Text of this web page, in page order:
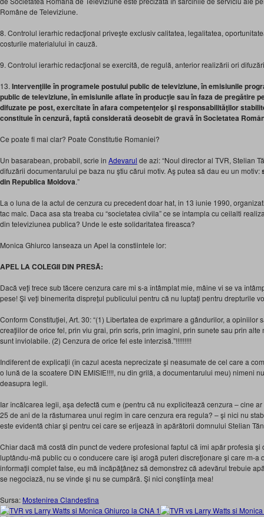
Române de Televiziune.
8. Controlul ierarhic redacţional priveşte exclusiv calitatea, legalitatea,
costurile materialului în cauză.
9. Controlul ierarhic redacţional se exercită, de regulă, anterior realizării ori
13. Intervenţiile în programele postului public de televiziune, în emisiunile
public de televiziune, în emisiunile aflate în producţie sau în faza de pregătire
difuzate pe post, exercitate în afara competenţelor şi responsabilităţilor
constituie în cenzură, faptă considerată deosebit de gravă în Societatea
Ce poate fi mai clar? Poate Constitutie Romaniei?
Un basarabean, probabil, scrie in Adevarul de azi: “Noul director al TVR, Stelian
difuzării documentarului pe baza nu ştiu cărui motiv. Aş putea să dau eu un motiv:
din Republica Moldova.”
La o luna de la actul de cenzura cu precedent doar hat, in 13 iunie 1990,
tac malc. Daca asa sta treaba cu “societatea civila” ce se intampla cu ceilalti
din televiziunea publica? Unde le este solidaritatea fireasca?
Monica Ghiurco lanseaza un Apel la constiintele lor:
APEL LA COLEGII DIN PRESĂ:
Dacă veţi trece sub tăcere cenzura care mi s-a întâmplat mie, mâine vi se va
pese! Şi veţi binemerita dispreţul publicului pentru că nu luptaţi pentru drepturile
Conform Constituţiei, Art. 30: “(1) Libertatea de exprimare a gândurilor, a opiniilor
creaţiilor de orice fel, prin viu grai, prin scris, prin imagini, prin sunete sau prin
sunt inviolabile. (2) Cenzura de orice fel este interzisă.”!!!!!!!!!
Indiferent de explicaţii (în cazul acesta neprecizate şi neasumate de cel care a
o lună de la scoatere DIN EMISIE!!!!, nu din grilă, a documentarului meu) nimeni
deasupra legii.
Iar încălcarea legii, aşa defectă cum e (pentru că nu explicitează cenzura – cine
25 de ani de la răsturnarea unui regim în care cenzura era regula? – şi nici nu
este evidentă chiar şi pentru cei care se erijează în apărătorii domnului Stelian
Chiar dacă mă costă din punct de vedere profesional faptul că îmi apăr profesia
luptându-mă public cu o conducere care îşi arogă puteri discreţionare şi care m-a
informaţii complet false, eu mă încăpăţânez să demonstrez că adevărul trebuie
se negociază, nu se vinde şi nu se cumpără. Şi nici conştiinţa mea!
Sursa: Mostenirea Clandestina